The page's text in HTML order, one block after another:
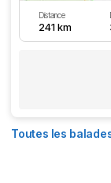
Distance
241 km
Toutes les